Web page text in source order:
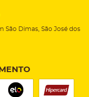
São Dimas, São José dos